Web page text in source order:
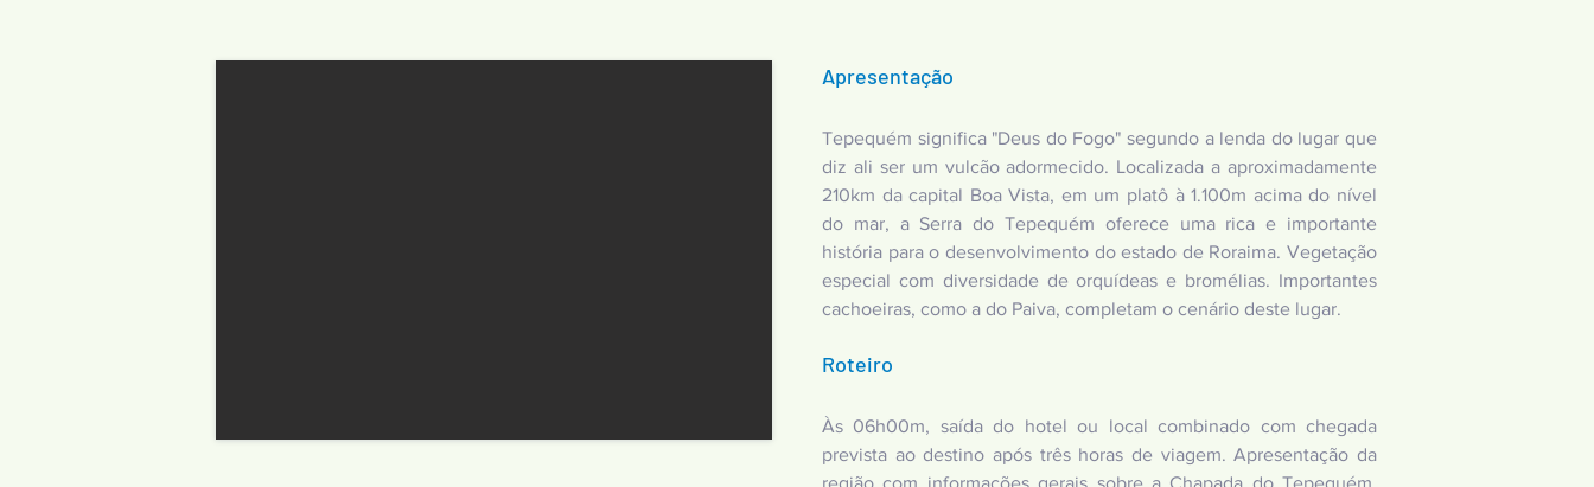
Apresentação
Tepequém significa "Deus do Fogo" segundo a lenda do lugar que
diz ali ser um vulcão adormecido. Localizada a aproximadamente
210km da capital Boa Vista, em um platô à 1.100m acima do nível
do mar, a Serra do Tepequém oferece uma rica e importante
história para o desenvolvimento do estado de Roraima. Vegetação
especial com diversidade de orquídeas e bromélias. Importantes
cachoeiras, como a do Paiva, completam o cenário deste lugar.
Roteiro
Às 06h00m, saída do hotel ou local combinado com chegada
prevista ao destino após três horas de viagem. Apresentação da
região com informações gerais sobre a Chapada do Tepequém.